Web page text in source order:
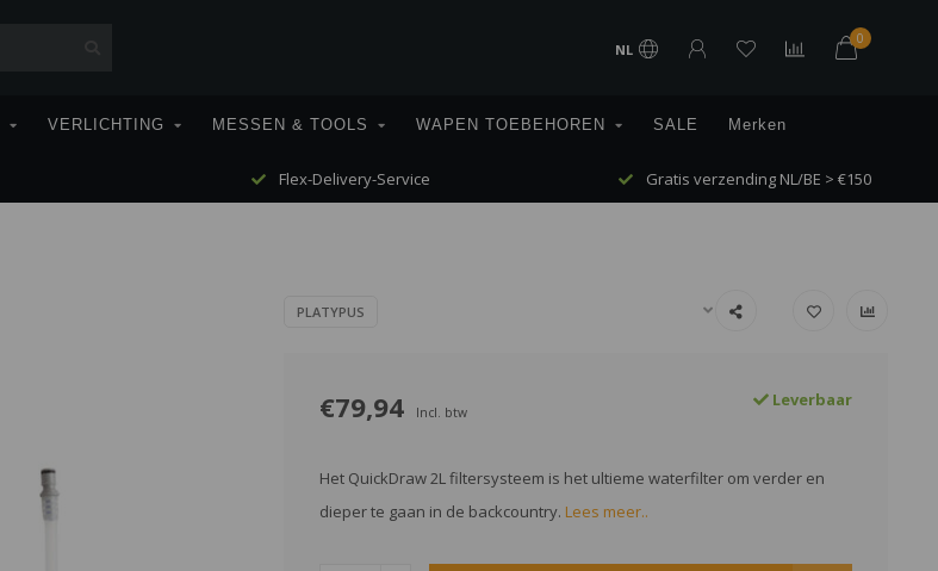
NL
0
VERLICHTING MESSEN & TOOLS WAPEN TOEBEHOREN SALE Merken
Flex-Delivery-Service Gratis verzending NL/BE > €150
PLATYPUS
€79,94 Incl. btw
Leverbaar
Het QuickDraw 2L filtersysteem is het ultieme waterfilter om verder en
dieper te gaan in de backcountry. Lees meer..